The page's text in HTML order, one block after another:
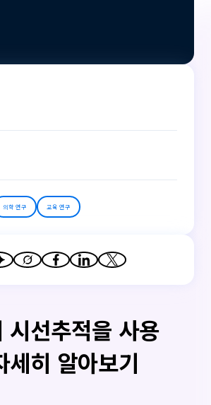
의학 연구 교육 연구
시선추적을 사용
히 알아보기